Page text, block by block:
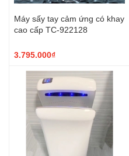
Máy sấy tay cảm ứng có khay
cao cấp TC-922128
3.795.000₫